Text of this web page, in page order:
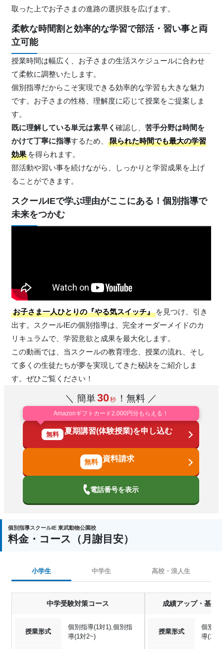
取った上でお子さまの進路の選択肢を広げます。
柔軟な時間割と効率的な学習で部活・習い事と両
立可能
授業時間は幅広く、お子さまの生活スケジュールに合わせ
て柔軟に調整いたします。
個別指導だからこそ実現できる効率的な学習も大きな魅力
です。お子さまの性格、理解度に応じて授業をご提案しま
す。
既に理解している単元は素早く 確認し、 苦手分野は時間を
かけて丁寧に指導するため、
限られた時間でも最大の学習
効果を得られます。
部活動や習い事を続けながら、しっかりと学習成果を上げ
ることができます。
スクールIEで学ぶ理由がここにある！個別指導で
未来をつかむ
お子さま一人ひとりの『やる気スイッチ』を見つけ、引き
出す。スクールIEの個別指導は、完全オーダーメイドのカ
リキュラムで、学習意欲と成果を最大化します。
この動画では、当スクールの教育理念、授業の流れ、そし
て多くの生徒たちが夢を実現してきた秘訣をご紹介しま
す。ぜひご覧ください！
＼ 簡単30秒 ！無料 ／
Amazonギフトカード2,000円分もらえる！
無料 夏期講習(体験授業)を申し込む
資料請求
電話番号を表示
個別指導スクールIE 東武動物公園校
料金・コース（月謝目安）
小学生 中学生 高校・浪人生
中学受験対策コース
授業形式
個別指導(1対1),個別指
導(1対2~)
成績アップ・基礎
授業形式
個別指
導(1対